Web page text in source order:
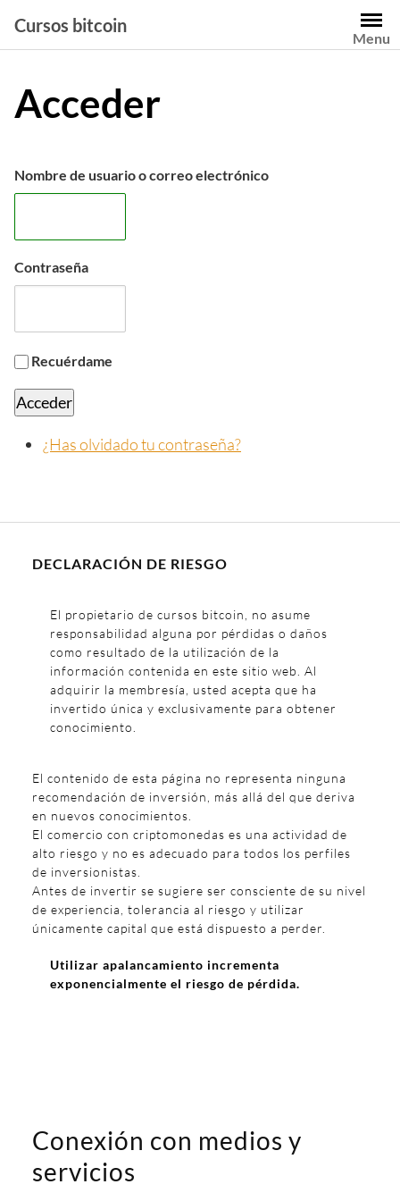
contenido
Cursos bitcoin
Menu
Acceder
Nombre de usuario o correo electrónico
Contraseña
Recuérdame
Acceder
¿Has olvidado tu contraseña?
DECLARACIÓN DE RIESGO
El propietario de cursos bitcoin, no asume
responsabilidad alguna por pérdidas o daños
como resultado de la utilización de la
información contenida en este sitio web. Al
adquirir la membresía, usted acepta que ha
invertido única y exclusivamente para obtener
conocimiento.
El contenido de esta página no representa ninguna
recomendación de inversión, más allá del que deriva
en nuevos conocimientos.
El comercio con criptomonedas es una actividad de
alto riesgo y no es adecuado para todos los perfiles
de inversionistas.
Antes de invertir se sugiere ser consciente de su nivel
de experiencia, tolerancia al riesgo y utilizar
únicamente capital que está dispuesto a perder.
Utilizar apalancamiento incrementa
exponencialmente el riesgo de pérdida.
Conexión con medios y
servicios